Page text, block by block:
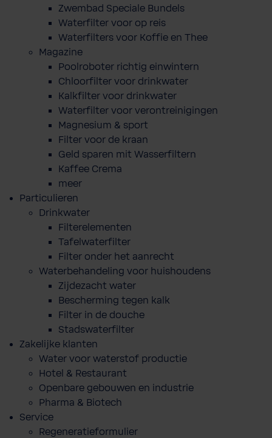
Zwembad Speciale Bundels
Waterfilter voor op reis
Waterfilters voor Koffie en Thee
Magazine
Poolroboter richtig einwintern
Chloorfilter voor drinkwater
Kalkfilter voor drinkwater
Waterfilter voor verontreinigingen
Magnesium & sport
Filter voor de kraan
Geld sparen mit Wasserfiltern
Kaffee Crema
meer
Particulieren
Drinkwater
Filterelementen
Tafelwaterfilter
Filter onder het aanrecht
Waterbehandeling voor huishoudens
Zijdezacht water
Bescherming tegen kalk
Filter in de douche
Stadswaterfilter
Zakelijke klanten
Water voor waterstof productie
Hotel & Restaurant
Openbare gebouwen en industrie
Pharma & Biotech
Service
Regeneratieformulier